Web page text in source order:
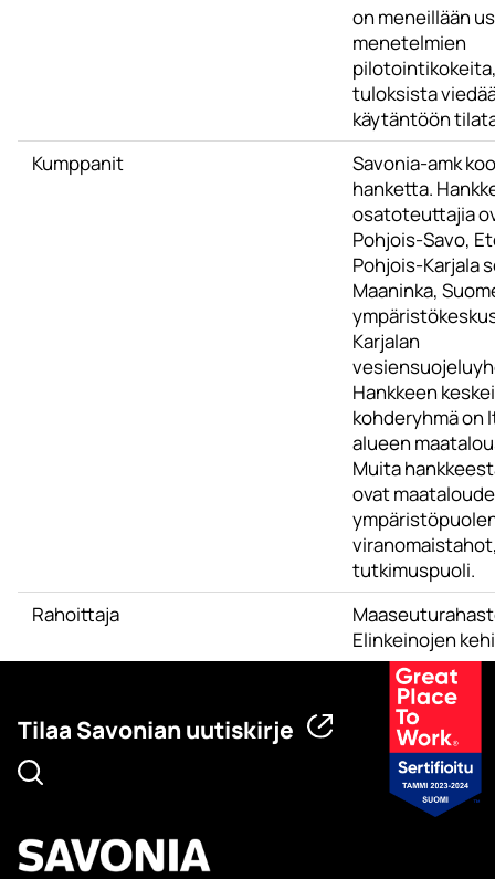
on meneillään
menetelmien
tuloksista
käytäntöön
Kumppanit
Savonia-amk
hanketta.
osatoteuttajia
Pohjois-Savo,
Pohjois-Karjala
Maaninka,
Karjalan
Hankkeen
kohderyhmä on
alueen
Muita
ovat
tutkimuspuoli.
Rahoittaja
Elinkeinojen
Tilaa Savonian uutiskirje